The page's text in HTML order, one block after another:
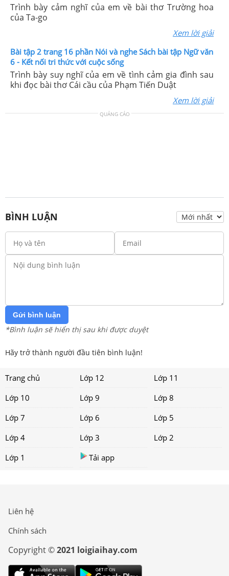
Trình bày cảm nghĩ của em về bài thơ Trường hoa
của Ta-go
Xem lời giải
Bài tập 2 trang 16 phần Nói và nghe Sách bài tập Ngữ văn
6 - Kết nối tri thức với cuộc sống
Trình bày suy nghĩ của em về tình cảm gia đình sau
khi đọc bài thơ Cái cầu của Phạm Tiến Duật
Xem lời giải
QUẢNG CÁO
BÌNH LUẬN
Gửi bình luận
*Bình luận sẽ hiển thị sau khi được duyệt
Hãy trở thành người đầu tiên bình luận!
Trang chủ Lớp 12
Lớp 11
Lớp 10
Lớp 9
Lớp 8
Lớp 7
Lớp 6
Lớp 5
Lớp 4
Lớp 3
Lớp 2
Lớp 1
Tải app
Liên hệ
Chính sách
Copyright ©2021 loigiaihay.com